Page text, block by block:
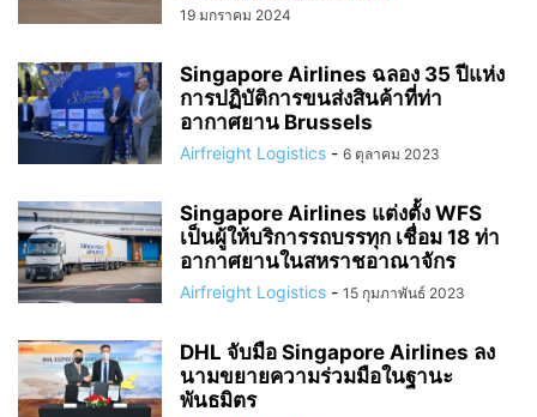
19 มกราคม 2024
Singapore Airlines ฉลอง 35 ปีแห่ง
การปฏิบัติการขนส่งสินค้าที่ท่า
อากาศยาน Brussels
Airfreight Logistics - 6 ตุลาคม 2023
Singapore Airlines แต่งตั้ง WFS
เป็นผู้ให้บริการรถบรรทุก เชื่อม 18 ท่า
อากาศยานในสหราชอาณาจักร
Airfreight Logistics - 15 กุมภาพันธ์ 2023
DHL จับมือ Singapore Airlines ลง
นามขยายความร่วมมือในฐานะ
พันธมิตร